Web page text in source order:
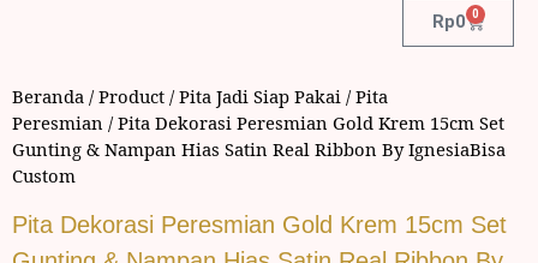
Rp0 0
Beranda /Product /Pita Jadi Siap Pakai /Pita
Peresmian / Pita Dekorasi Peresmian Gold Krem 15cm Set
Gunting & Nampan Hias Satin Real Ribbon By IgnesiaBisa
Custom
Pita Dekorasi Peresmian Gold Krem 15cm Set